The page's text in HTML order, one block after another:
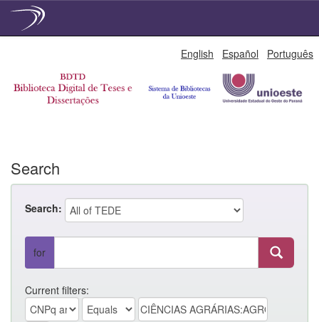
English Español Português
Search
Search:
for
Current filters: